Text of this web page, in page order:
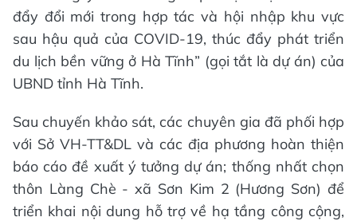
đẩy đổi mới trong hợp tác và hội nhập khu vực
sau hậu quả của COVID-19, thúc đẩy phát triển
du lịch bền vững ở Hà Tĩnh” (gọi tắt là dự án) của
UBND tỉnh Hà Tĩnh.
Sau chuyến khảo sát, các chuyên gia đã phối hợp
với Sở VH-TT&DL và các địa phương hoàn thiện
báo cáo đề xuất ý tưởng dự án; thống nhất chọn
thôn Làng Chè - xã Sơn Kim 2 (Hương Sơn) để
triển khai nội dung hỗ trợ về hạ tầng công cộng,